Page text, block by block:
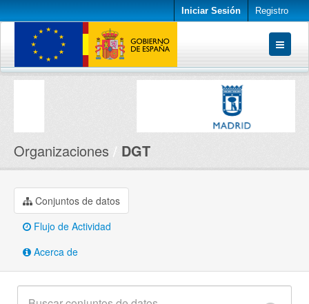
Iniciar Sesión Registro
Conjuntos de datos
Organizaciones DGT
Conjuntos de datos
Flujo de Actividad
Acerca de